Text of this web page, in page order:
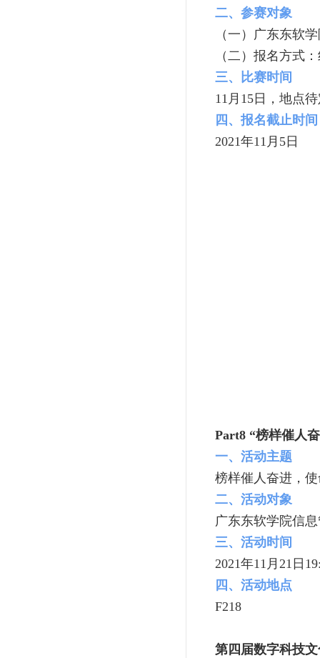
二、参赛对象
（一）广东东软
（二）报名方式
三、比赛时间
11月15日，地点
四、报名截止时间
2021年11月5日
Part8 “榜样催人
一、活动主题
榜样催人奋进，
二、活动对象
广东东软学院信
三、活动时间
2021年11月21日
四、活动地点
F218
第四届数字科技